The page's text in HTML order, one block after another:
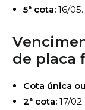
5ª cota: 16/05.
de placa
Cota única
2ª cota: 17/02;